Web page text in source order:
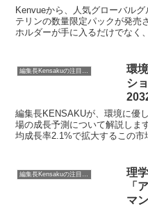
し
Kenvueから、人気グローバル
テリンの数量限定パックが発売
ホルダーが手に入るだけでなく
編集長Kensakuの注目ネタ
環
シ
予測
編集長KENSAKUが、環境に優
場の成長予測について解説しま
均成長率2.1%で拡大するこの
編集長Kensakuの注目ネタ
理
「
マ